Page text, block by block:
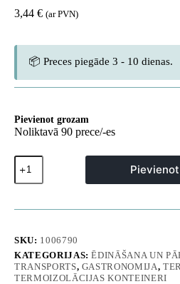
3,44 € (ar PVN)
📦 Preces piegāde 3 - 10 dienas.
Pievienot grozam
Noliktavā 90 prece/-es
Palielināmais
gredzens
termokastei,
termokaste
daudzums
SKU: 1006790
KATEGORIJAS:ĒDINĀŠANA UN
TRANSPORTS, GASTRONOMIJA,
TERMOIZOLĀCIJAS KONTEINERI